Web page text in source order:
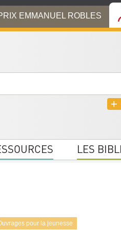
EMMANUEL ROBLES
LES
pour la jeunesse